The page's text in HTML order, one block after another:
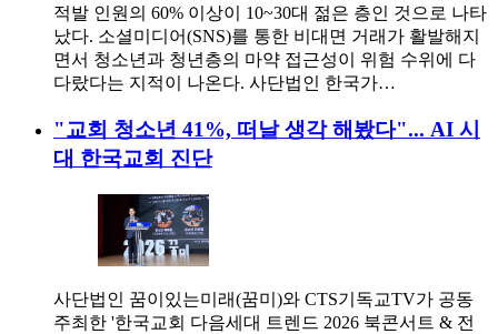
적발 인원의 60% 이상이 10~30대 젊은 층인 것으로 나타
났다. 소셜미디어(SNS)를 통한 비대면 거래가 활발해지
면서 청소년과 청년층의 마약 접근성이 위험 수위에 다
다랐다는 지적이 나온다. 사단법인 한국가…
"교회 청소년 41%, 떠날 생각 해봤다"... AI 시
대 한국교회 진단
사단법인 꿈이있는미래(꿈미)와 CTS기독교TV가 공동
주최한 '한국교회 다음세대 트렌드 2026 북콘서트 & 전